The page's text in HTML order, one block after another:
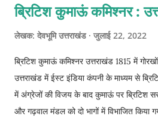
ब्रिटिश कुमाऊं कमिश्नर :
लेखक: देवभूमि उत्तराखंड जुलाई 22, 2022
ब्रिटिश कुमाऊं कमिश्नर उत्तराखंड 1815 में
उत्तराखंड में ईस्ट इंडिया कंपनी के माध्यम से
में अंग्रेजों की विजय के बाद कुमाऊं पर ब्रिटिश
और गढ़वाल मंडल को दो भागों में विभाजित किया